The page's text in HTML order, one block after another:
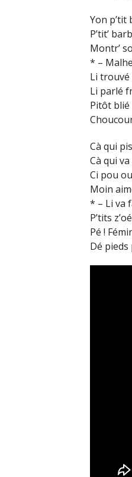
Yon p’tit
P’tit’
Montr’
* –
Li trouvé
Li parlé
Pitôt blié
Cà qui
Cà qui
Ci pou
Moin
* – Li va
P’tits
Pé !
Dé pieds